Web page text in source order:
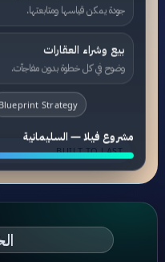
جودة يمكن قياسها ومتابعتها.
بيع وشراء العقارات
وضوح في كل خطوة بدون مفاجآت.
Blueprint Strategy
مشروع فيلا — السليمانية
BUILT TO LAST